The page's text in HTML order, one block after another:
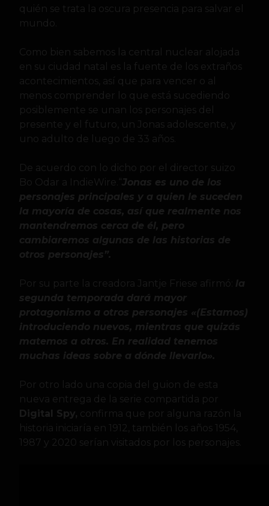
quién se trata la oscura presencia para salvar el
mundo.
Como bien sabemos la central nuclear alojada
en su ciudad natal es la fuente de los extraños
acontecimientos, así que para vencer o al
menos comprender lo que está sucediendo
posiblemente se unan los personajes del
presente y el futuro, un Jonas adolescente, y
uno adulto de luego de 33 años.
De acuerdo con lo dicho por el director suizo
Bo Odar a IndieWire.“Jonas es uno de los
personajes principales y a quien le suceden
la mayoría de cosas, así que realmente nos
mantendremos cerca de él, pero
cambiaremos algunas de las historias de
otros personajes”.
Por su parte la creadora Jantje Friese afirmó: la
segunda temporada dará mayor
protagonismo a otros personajes «(Estamos)
introduciendo nuevos, mientras que quizás
matemos a otros. En realidad tenemos
muchas ideas sobre a dónde llevarlo».
Por otro lado una copia del guion de esta
nueva entrega de la serie compartida por
Digital Spy, confirma que por alguna razón la
historia iniciaría en 1912, también los años 1954,
1987 y 2020 serían visitados por los personajes.